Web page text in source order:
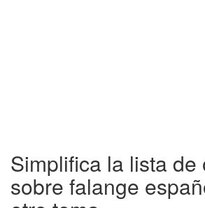
Simplifica la lista de
sobre falange